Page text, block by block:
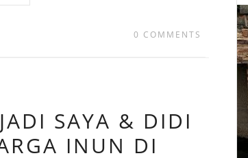
0 COMMENTS
SAYA & DIDI
INUN DI